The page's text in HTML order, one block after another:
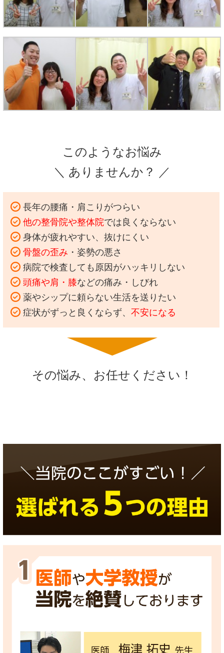
このようなお悩み
＼ ありませんか？ ／
長年の腰痛・肩こりがつらい
他の整骨院や整体院では良くならない
身体が疲れやすい、抜けにくい
骨盤の歪み ・姿勢の悪さ
病院で検査しても原因がハッキリしない
頭痛や肩・膝などの痛み・しびれ
薬やシップに頼らない生活を送りたい
症状がずっと良くならず、 不安になる
その悩み、お任せください！